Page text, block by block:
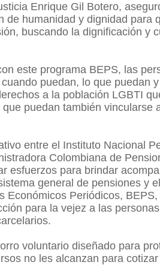
Enrique Gil Botero,
de humanidad y dignidad para
buscando la dignificación y
este programa BEPS, las
puedan, lo que puedan
a la población LGBTI
puedan también vincularse
entre el Instituto Nacional
Colombiana de
esfuerzos para brindar
general de pensiones y
Económicos Periódicos,
para la vejez a las
voluntario diseñado para
no les alcanzan para